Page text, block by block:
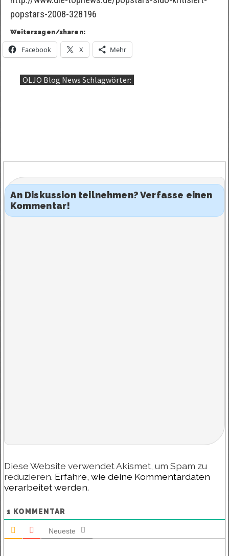
popstars-2008-328196
Weitersagen/sharen:
Facebook X Mehr
OLJO Blog News Schlagwörter:
An Diskussion teilnehmen? Verfasse einen
Kommentar!
Diese Website verwendet Akismet, um Spam zu
reduzieren. Erfahre, wie deine Kommentardaten
verarbeitet werden.
1 KOMMENTAR
Neueste